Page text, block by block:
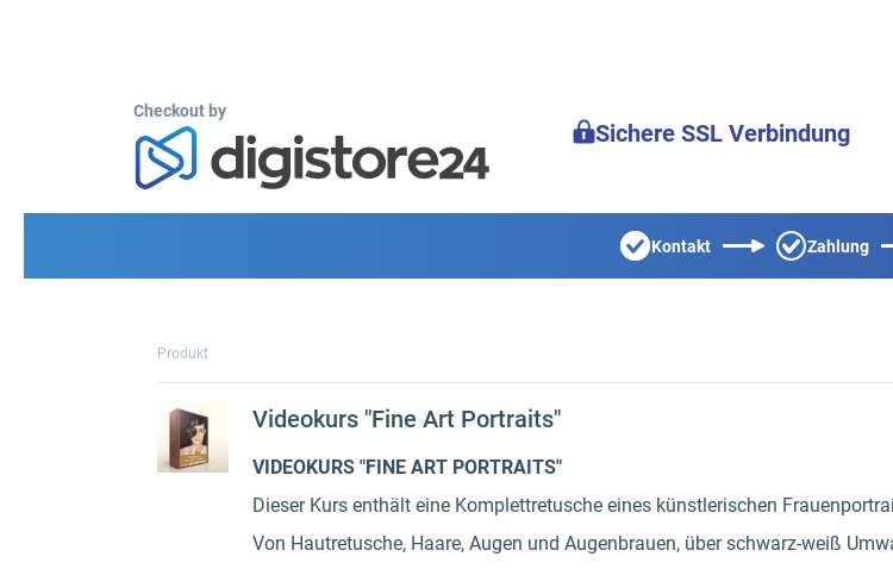
Checkout by
Sichere SSL Verbindung
Kontakt Zahlung
Produkt
Videokurs "Fine Art Portraits"
VIDEOKURS "FINE ART PORTRAITS"
Dieser Kurs enthält eine Komplettretusche eines künstlerischen
Von Hautretusche, Haare, Augen und Augenbrauen, über schwarz-weiß